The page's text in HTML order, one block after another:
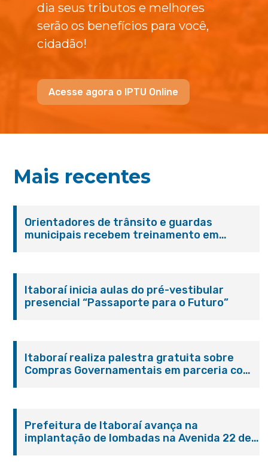
dia seus tributos e melhores
serão os benefícios para você,
cidadão!
Acesse agora o IPTU Online
Mais recentes
Orientadores de trânsito e guardas
municipais recebem treinamento em
Itaboraí inicia aulas do pré-vestibular
presencial “Passaporte para o Futuro”
Itaboraí realiza palestra gratuita sobre
Compras Governamentais em parceria com
Prefeitura de Itaboraí avança na
implantação de lombadas na Avenida 22 de